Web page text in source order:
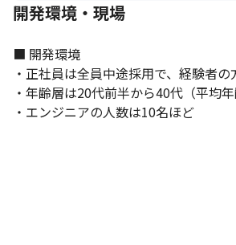
開発環境・現場
■ 開発環境
・正社員は全員中途採用で、経験者の
・年齢層は20代前半から40代（平均年
・エンジニアの人数は10名ほど